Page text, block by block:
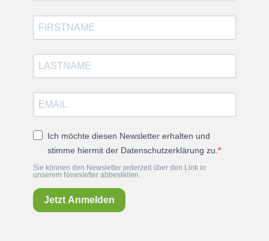
Ich möchte diesen Newsletter erhalten und
stimme hiermit der Datenschutzerklärung zu.
Sie können den Newsletter jederzeit über den Link in
unserem Newsletter abbestellen.
Jetzt Anmelden